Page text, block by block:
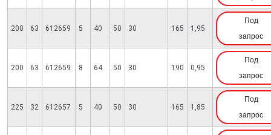
200 63 612659 5 40 50 30 165 1,95
Под
запрос
200 63 612659 8 64 50 30 190 0,95
Под
запрос
225 32 612657 5 40 50 30 165 1,85
Под
запрос